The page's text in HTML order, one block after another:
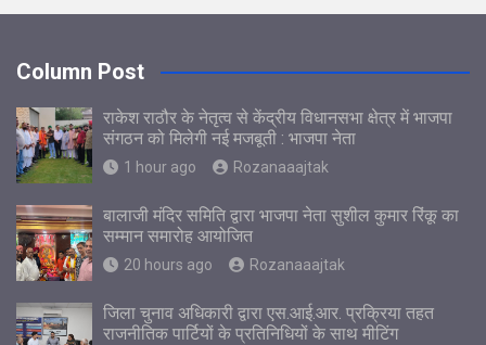
Column Post
राकेश राठौर के नेतृत्व से केंद्रीय विधानसभा क्षेत्र में भाजपा
संगठन को मिलेगी नई मजबूती : भाजपा नेता
1 hour ago Rozanaaajtak
बालाजी मंदिर समिति द्वारा भाजपा नेता सुशील कुमार रिंकू का
सम्मान समारोह आयोजित
20 hours ago Rozanaaajtak
जिला चुनाव अधिकारी द्वारा एस.आई.आर. प्रक्रिया तहत
राजनीतिक पार्टियों के प्रतिनिधियों के साथ मीटिंग